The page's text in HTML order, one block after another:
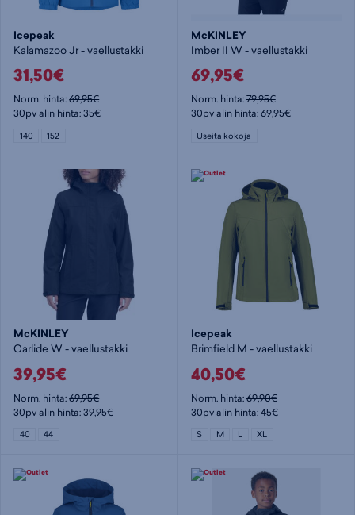
Icepeak
Kalamazoo Jr - vaellustakki
31,50€
Norm. hinta:69,95€
30pv alin hinta: 35€
140 152
McKINLEY
Imber II W - vaellustakki
69,95€
Norm. hinta:79,95€
30pv alin hinta: 69,95€
Useita kokoja
McKINLEY
Carlide W - vaellustakki
39,95€
Norm. hinta:69,95€
30pv alin hinta: 39,95€
40 44
Icepeak
Brimfield M - vaellustakki
40,50€
Norm. hinta:69,90€
30pv alin hinta: 45€
S M L XL